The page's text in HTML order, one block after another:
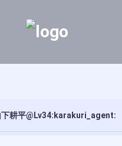
下耕平@Lv34:karakuri_agent: